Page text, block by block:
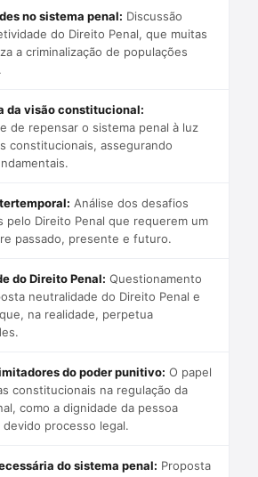
no sistema penal: Discussão
do Direito Penal, que muitas
a criminalização de populações
da visão constitucional:
de repensar o sistema penal à luz
constitucionais, assegurando
Análise dos desafios
pelo Direito Penal que requerem um
passado, presente e futuro.
do Direito Penal: Questionamento
neutralidade do Direito Penal e
na realidade, perpetua
do poder punitivo: O papel
constitucionais na regulação da
como a dignidade da pessoa
devido processo legal.
do sistema penal: Proposta